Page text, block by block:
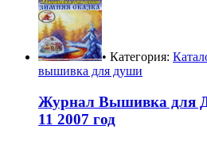
• Категория:
вышивка для души
Журнал Вышивка для
11 2007 год